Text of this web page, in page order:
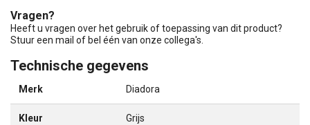
Vragen?
Heeft u vragen over het gebruik of toepassing van dit product?
Stuur een mail of bel één van onze collega's.
Technische gegevens
Merk Diadora
Kleur Grijs